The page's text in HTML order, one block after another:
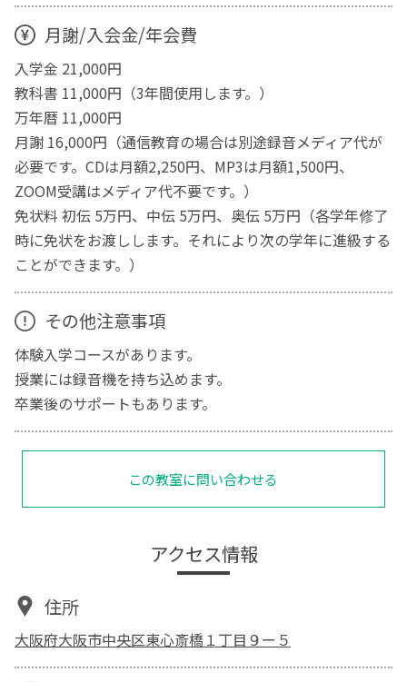
月謝/入会金/年会費
入学金 21,000円
教科書 11,000円（3年間使用します。）
万年暦 11,000円
月謝 16,000円（通信教育の場合は別途録音メディア代が
必要です。CDは月額2,250円、MP3は月額1,500円、
ZOOM受講はメディア代不要です。）
免状料 初伝 5万円、中伝 5万円、奥伝 5万円（各学年修了
時に免状をお渡しします。それにより次の学年に進級する
ことができます。）
その他注意事項
体験入学コースがあります。
授業には録音機を持ち込めます。
卒業後のサポートもあります。
この教室に問い合わせる
アクセス情報
住所
大阪府大阪市中央区東心斎橋１丁目９ー５